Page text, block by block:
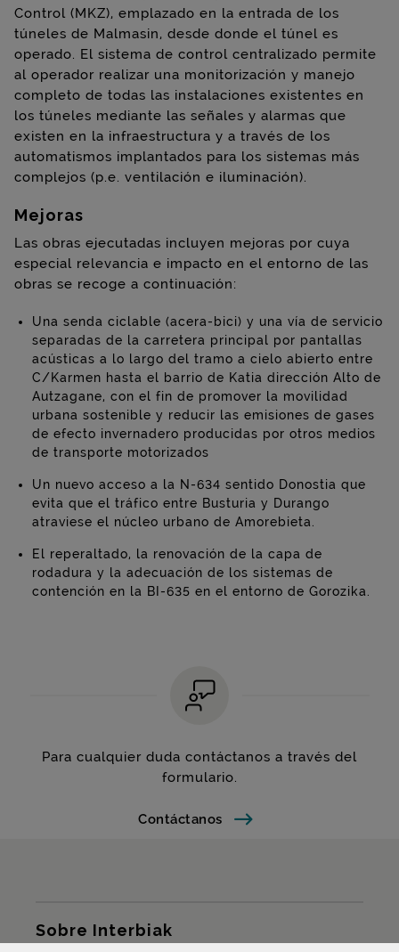
Control (MKZ), emplazado en la entrada de los
túneles de Malmasin, desde donde el túnel es
operado. El sistema de control centralizado permite
al operador realizar una monitorización y manejo
completo de todas las instalaciones existentes en
los túneles mediante las señales y alarmas que
existen en la infraestructura y a través de los
automatismos implantados para los sistemas más
complejos (p.e. ventilación e iluminación).
Mejoras
Las obras ejecutadas incluyen mejoras por cuya
especial relevancia e impacto en el entorno de las
obras se recoge a continuación:
Una senda ciclable (acera-bici) y una vía de servicio
separadas de la carretera principal por pantallas
acústicas a lo largo del tramo a cielo abierto entre
C/Karmen hasta el barrio de Katia dirección Alto de
Autzagane, con el fin de promover la movilidad
urbana sostenible y reducir las emisiones de gases
de efecto invernadero producidas por otros medios
de transporte motorizados
Un nuevo acceso a la N-634 sentido Donostia que
evita que el tráfico entre Busturia y Durango
atraviese el núcleo urbano de Amorebieta.
El reperaltado, la renovación de la capa de
rodadura y la adecuación de los sistemas de
contención en la BI-635 en el entorno de Gorozika.
Para cualquier duda contáctanos a través del
formulario.
Contáctanos
Sobre Interbiak